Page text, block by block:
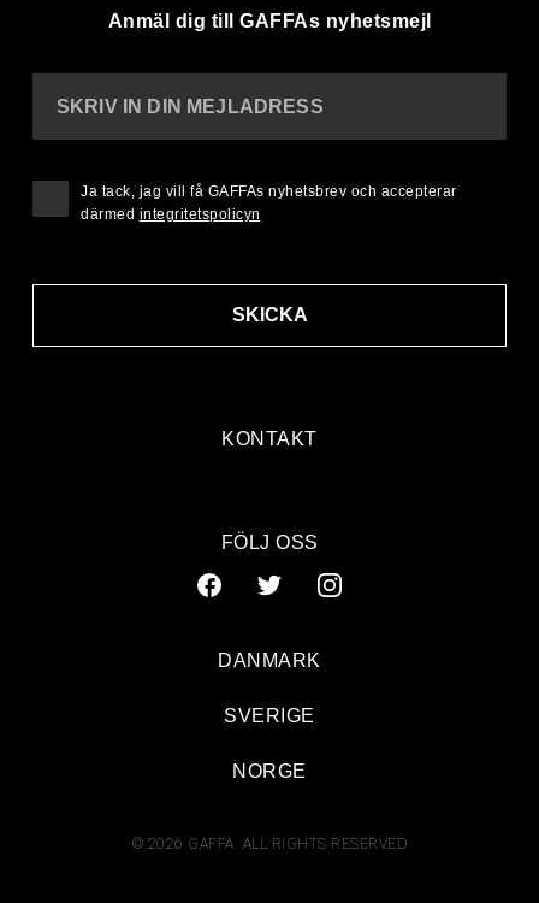
Anmäl dig till GAFFAs nyhetsmejl
KONTAKT
SKRIV IN DIN MEJLADRESS
SKICKA
Ja tack, jag vill få GAFFAs nyhetsbrev och accepterar
därmed integritetspolicyn
FÖLJ OSS
© 2026 GAFFA. ALL RIGHTS RESERVED
DANMARK
SVERIGE
NORGE